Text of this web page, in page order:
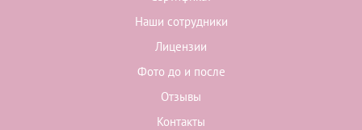
Наши сотрудники
Лицензии
Фото до и после
Отзывы
Контакты